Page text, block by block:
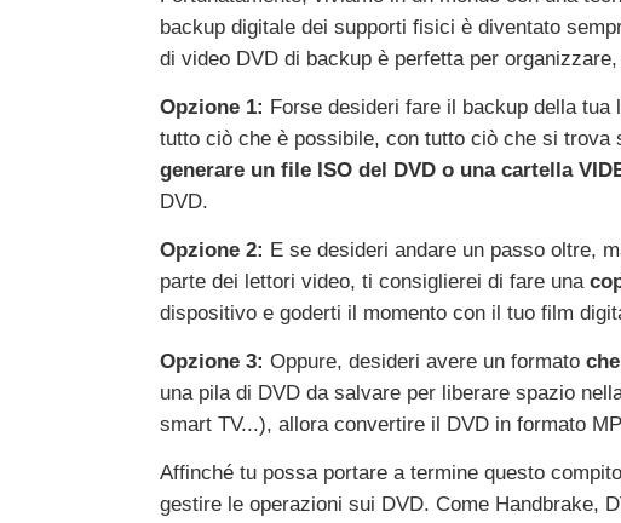
backup digitale dei supporti fisici è diventato
di video DVD di backup è perfetta per
Opzione 1: Forse desideri fare il backup della
tutto ciò che è possibile, con tutto ciò che si
generare un file ISO del DVD o una cartella
DVD.
Opzione 2: E se desideri andare un passo oltre,
parte dei lettori video, ti consiglierei di fare una
dispositivo e goderti il momento con il tuo film
Opzione 3: Oppure, desideri avere un formato
una pila di DVD da salvare per liberare spazio
smart TV...), allora convertire il DVD in formato
Affinché tu possa portare a termine questo
gestire le operazioni sui DVD. Come Handbrake,